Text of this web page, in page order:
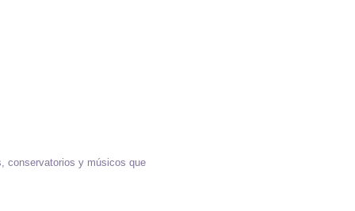
conservatorios y músicos que